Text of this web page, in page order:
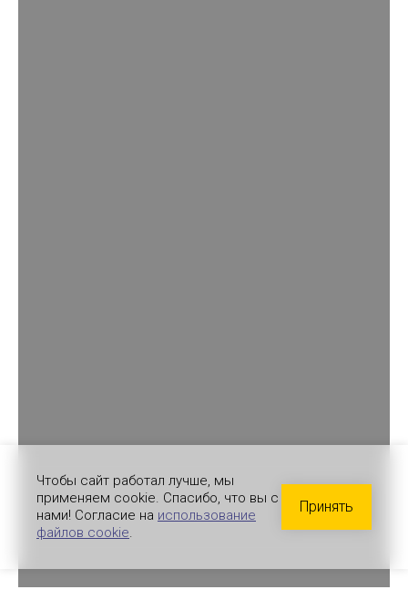
Чтобы сайт работал лучше, мы
применяем cookie. Спасибо, что вы с
нами! Согласие на использование
файлов cookie.
Принять